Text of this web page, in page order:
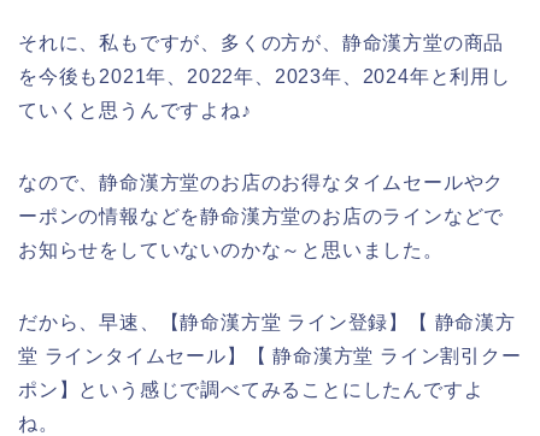
それに、私もですが、多くの方が、静命漢方堂の商品
を今後も2021年、2022年、2023年、2024年と利用し
ていくと思うんですよね♪
なので、静命漢方堂のお店のお得なタイムセールやク
ーポンの情報などを静命漢方堂のお店のラインなどで
お知らせをしていないのかな～と思いました。
だから、早速、【静命漢方堂 ライン登録】【 静命漢方
堂 ラインタイムセール】【 静命漢方堂 ライン割引クー
ポン】という感じで調べてみることにしたんですよ
ね。